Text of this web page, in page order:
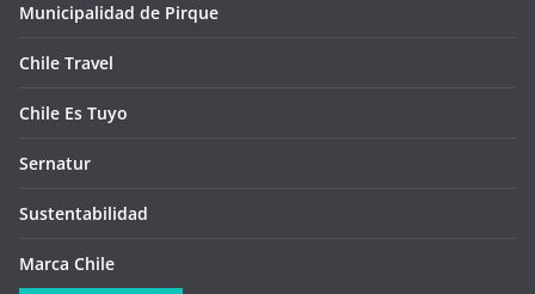
Municipalidad de Pirque
Chile Travel
Chile Es Tuyo
Sernatur
Sustentabilidad
Marca Chile